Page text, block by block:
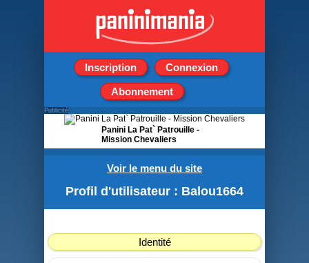
Inscription Connexion
Abonnement
Voir le menu du site
Profil d'utilisateur : Balou1664
Identité
Publicité
Panini La Pat` Patrouille -
Mission Chevaliers
stickers